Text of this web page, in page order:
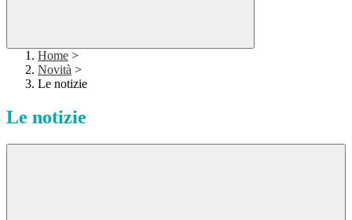
Home >
Novità >
Le notizie
Le notizie